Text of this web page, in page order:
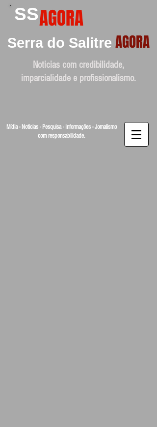
SSAGORA
Serra do Salitre AGORA
Noticias com credibilidade,
imparcialidade e profissionalismo.
Mídia - Noticias - Pesquisa - Informações - Jornalismo
com responsabilidade.